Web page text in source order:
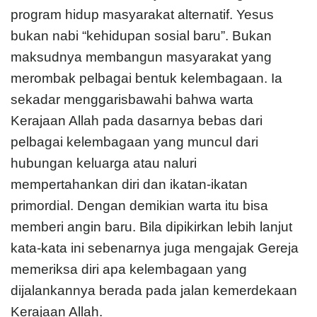
program hidup masyarakat alternatif. Yesus
bukan nabi “kehidupan sosial baru”. Bukan
maksudnya membangun masyarakat yang
merombak pelbagai bentuk kelembagaan. Ia
sekadar menggarisbawahi bahwa warta
Kerajaan Allah pada dasarnya bebas dari
pelbagai kelembagaan yang muncul dari
hubungan keluarga atau naluri
mempertahankan diri dan ikatan-ikatan
primordial. Dengan demikian warta itu bisa
memberi angin baru. Bila dipikirkan lebih lanjut
kata-kata ini sebenarnya juga mengajak Gereja
memeriksa diri apa kelembagaan yang
dijalankannya berada pada jalan kemerdekaan
Kerajaan Allah.